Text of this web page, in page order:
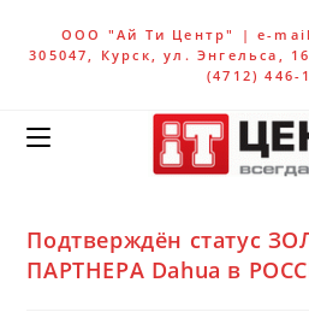
ООО "Ай Ти Центр" | e-
305047, Курск, ул. Энгельса,
(4712) 446-
Подтверждён статус
ПАРТНЕРА Dahua в